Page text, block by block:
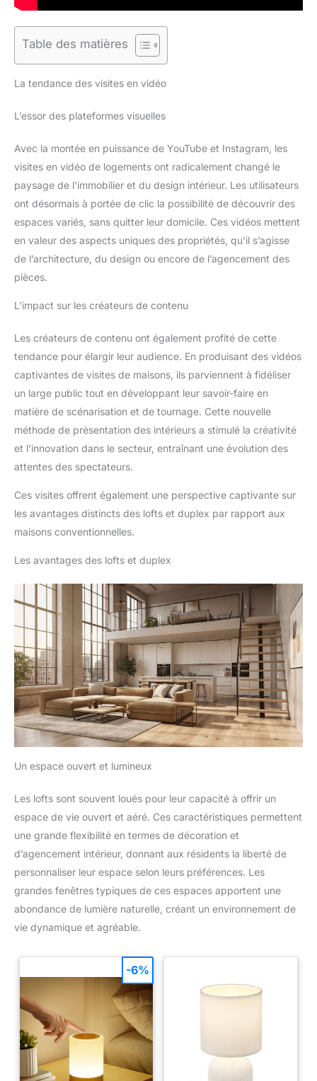
Table des matières
La tendance des visites en vidéo
L’essor des plateformes visuelles
Avec la montée en puissance de YouTube et Instagram, les
visites en vidéo de logements ont radicalement changé le
paysage de l’immobilier et du design intérieur. Les utilisateurs
ont désormais à portée de clic la possibilité de découvrir des
espaces variés, sans quitter leur domicile. Ces vidéos mettent
en valeur des aspects uniques des propriétés, qu’il s’agisse
de l’architecture, du design ou encore de l’agencement des
pièces.
L’impact sur les créateurs de contenu
Les créateurs de contenu ont également profité de cette
tendance pour élargir leur audience. En produisant des vidéos
captivantes de visites de maisons, ils parviennent à fidéliser
un large public tout en développant leur savoir-faire en
matière de scénarisation et de tournage. Cette nouvelle
méthode de présentation des intérieurs a stimulé la créativité
et l’innovation dans le secteur, entraînant une évolution des
attentes des spectateurs.
Ces visites offrent également une perspective captivante sur
les avantages distincts des lofts et duplex par rapport aux
maisons conventionnelles.
Les avantages des lofts et duplex
Un espace ouvert et lumineux
Les lofts sont souvent loués pour leur capacité à offrir un
espace de vie ouvert et aéré. Ces caractéristiques permettent
une grande flexibilité en termes de décoration et
d’agencement intérieur, donnant aux résidents la liberté de
personnaliser leur espace selon leurs préférences. Les
grandes fenêtres typiques de ces espaces apportent une
abondance de lumière naturelle, créant un environnement de
vie dynamique et agréable.
-6%